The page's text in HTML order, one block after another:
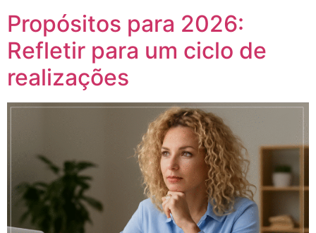
Propósitos para 2026:
Refletir para um ciclo de
realizações